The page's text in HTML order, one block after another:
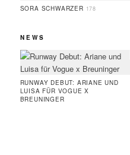
SORA SCHWARZER 178
NEWS
RUNWAY DEBUT: ARIANE UND
LUISA FÜR VOGUE X
BREUNINGER